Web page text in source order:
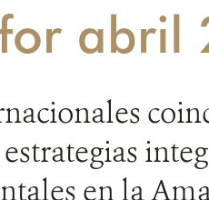
abril
en la